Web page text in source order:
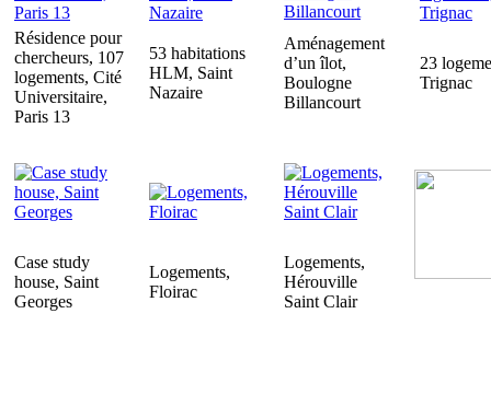
Résidence pour
chercheurs, 107
logements, Cité
Universitaire,
Paris 13
53 habitations
HLM, Saint
Nazaire
Aménagement
d’un îlot,
Boulogne
Billancourt
23
Trignac
Case study
house, Saint
Georges
Logements,
Floirac
Logements,
Hérouville
Saint Clair